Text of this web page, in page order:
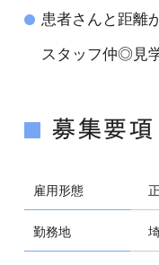
患者さんと距離
スタッフ仲◎見
募集要項
雇用形態
勤務地